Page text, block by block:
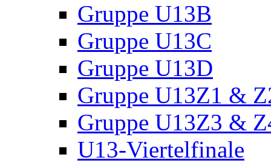
Gruppe U13B
Gruppe U13C
Gruppe U13D
Gruppe U13Z1 &
Gruppe U13Z3 &
U13-Viertelfinale